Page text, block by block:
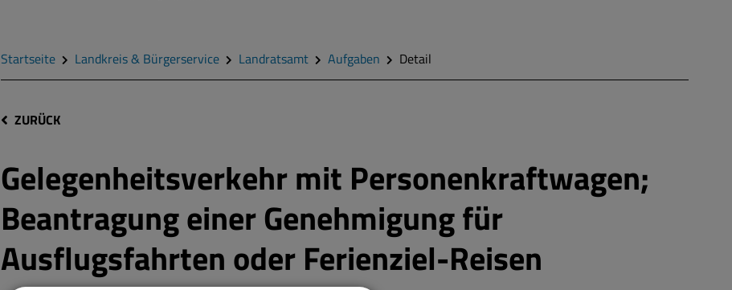
Startseite Landkreis & Bürgerservice Landratsamt Aufgaben Detail
ZURÜCK
Gelegenheitsverkehr mit Personenkraftwagen;
Beantragung einer Genehmigung für
Ausflugsfahrten oder Ferienziel-Reisen